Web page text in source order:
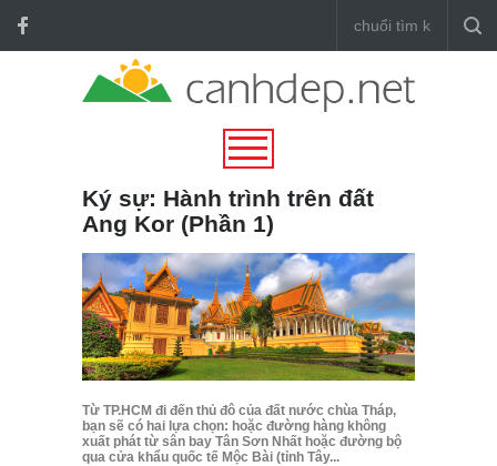
Ký sự: Hành trình trên đất
Ang Kor (Phần 1)
Từ TP.HCM đi đến thủ đô của đất nước chùa Tháp,
bạn sẽ có hai lựa chọn: hoặc đường hàng không
xuất phát từ sân bay Tân Sơn Nhất hoặc đường bộ
qua cửa khẩu quốc tế Mộc Bài (tỉnh Tây...